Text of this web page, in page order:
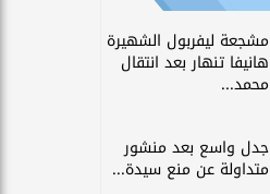
مشجعة ليفربول الشهيرة
هانيفا تنهار بعد انتقال
محمد...
جدل واسع بعد منشور
متداولة عن منع سيدة...